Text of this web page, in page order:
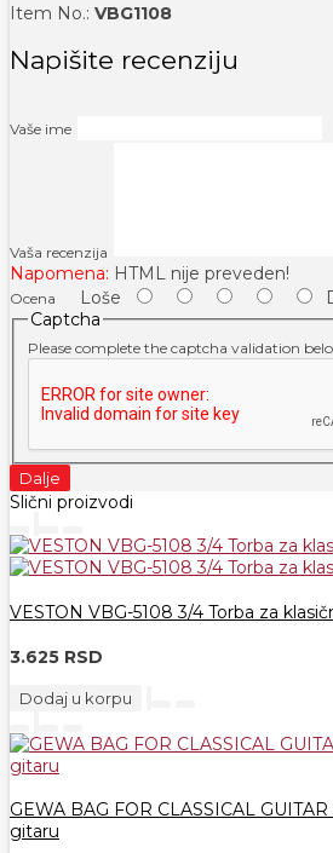
Item No.: VBG1108
Napišite recenziju
Vaše ime
Vaša recenzija
Napomena: HTML nije preveden!
Ocena Loše
Captcha
Please complete the captcha validation
Dalje
Slični proizvodi
VESTON VBG-5108 3/4 Torba za
3.625 RSD
Dodaj u korpu
GEWA BAG FOR CLASSICAL
gitaru